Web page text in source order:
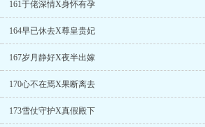
161于佬深情X身怀有孕
164早已休去X尊皇贵妃
167岁月静好X夜半出嫁
170心不在焉X果断离去
173雪仗守护X真假殿下